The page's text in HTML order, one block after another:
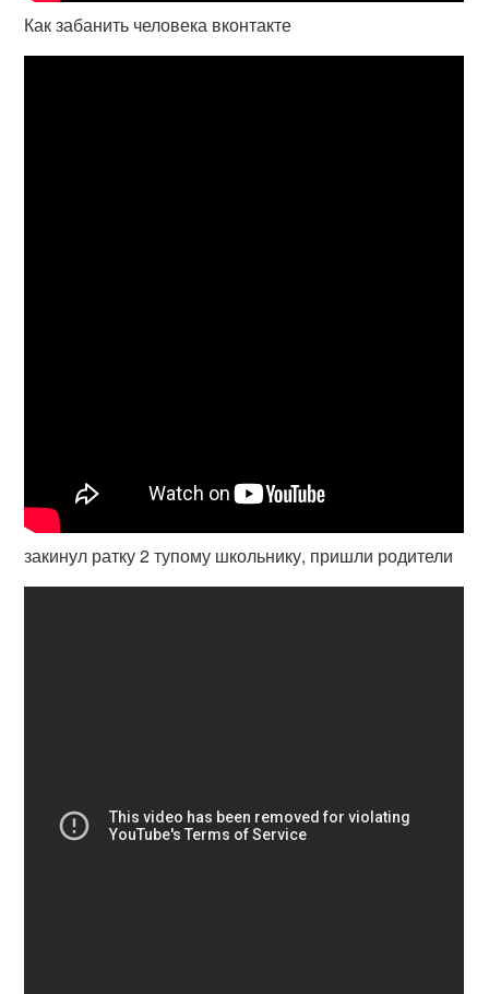
Как забанить человека вконтакте
закинул ратку 2 тупому школьнику, пришли родители